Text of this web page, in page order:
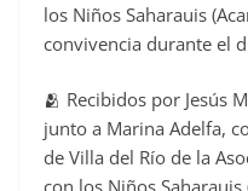
k
los Niños Saharauis
convivencia durante el
🫂 Recibidos por Jesús
junto a Marina Adelfa,
de Villa del Río de la